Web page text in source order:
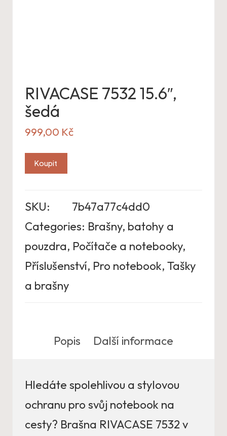
RIVACASE 7532 15.6″,
šedá
999,00 Kč
Koupit
SKU:
7b47a77c4dd0
Categories: Brašny, batohy a
pouzdra, Počítače a notebooky,
Příslušenství, Pro notebook, Tašky
a brašny
Popis Další informace
Hledáte spolehlivou a stylovou
ochranu pro svůj notebook na
cesty? Brašna RIVACASE 7532 v